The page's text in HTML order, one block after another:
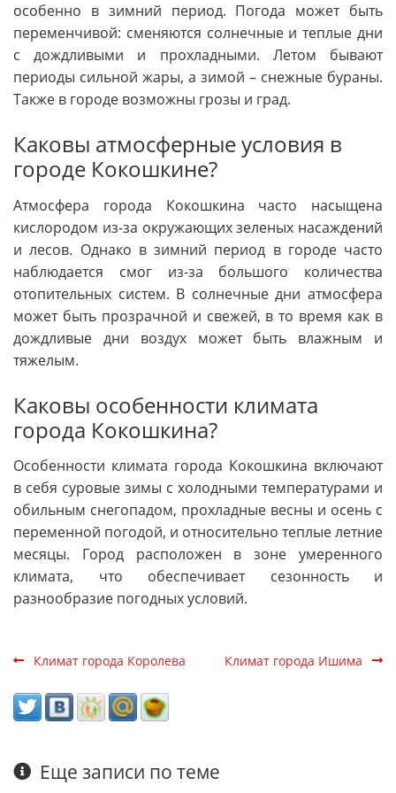
особенно в зимний период. Погода может быть
переменчивой: сменяются солнечные и теплые дни
с дождливыми и прохладными. Летом бывают
периоды сильной жары, а зимой – снежные бураны.
Также в городе возможны грозы и град.
Каковы атмосферные условия в
городе Кокошкине?
Атмосфера города Кокошкина часто насыщена
кислородом из-за окружающих зеленых насаждений
и лесов. Однако в зимний период в городе часто
наблюдается смог из-за большого количества
отопительных систем. В солнечные дни атмосфера
может быть прозрачной и свежей, в то время как в
дождливые дни воздух может быть влажным и
тяжелым.
Каковы особенности климата
города Кокошкина?
Особенности климата города Кокошкина включают
в себя суровые зимы с холодными температурами и
обильным снегопадом, прохладные весны и осень с
переменной погодой, и относительно теплые летние
месяцы. Город расположен в зоне умеренного
климата, что обеспечивает сезонность и
разнообразие погодных условий.
Климат города Королева Климат города Ишима
Еще записи по теме